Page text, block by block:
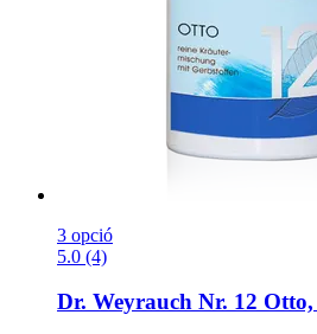
3 opció
5.0 (4)
Dr. Weyrauch Nr. 12